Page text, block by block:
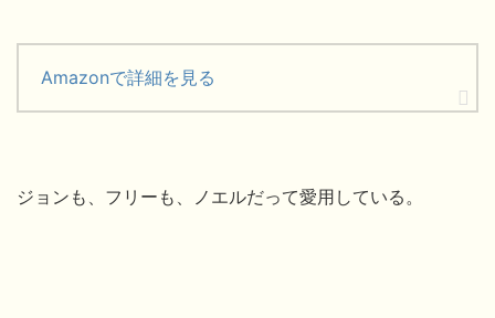
Amazonで詳細を見る
ジョンも、フリーも、ノエルだって愛用している。